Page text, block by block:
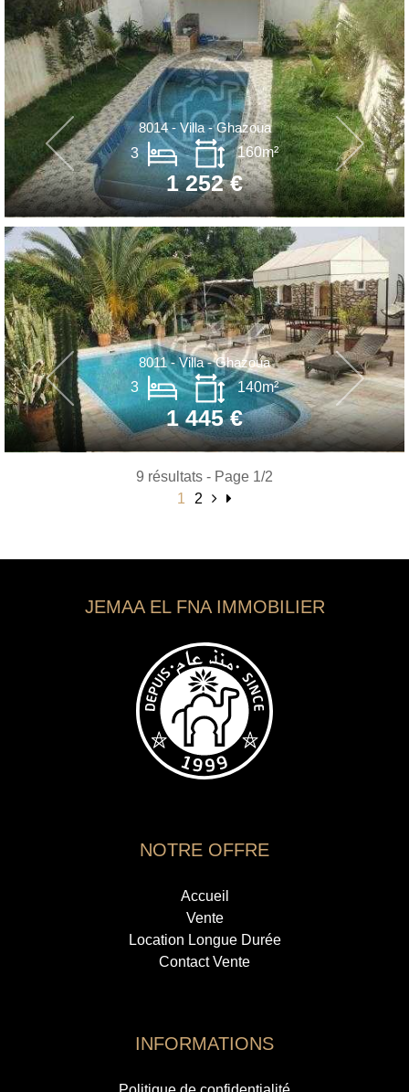
8014 - Villa - Ghazoua
3
160m²
1 252 €
8011 - Villa - Ghazoua
3
140m²
1 445 €
9 résultats - Page 1/2
1
2
JEMAA EL FNA IMMOBILIER
NOTRE OFFRE
Accueil
Vente
Location Longue Durée
Contact Vente
INFORMATIONS